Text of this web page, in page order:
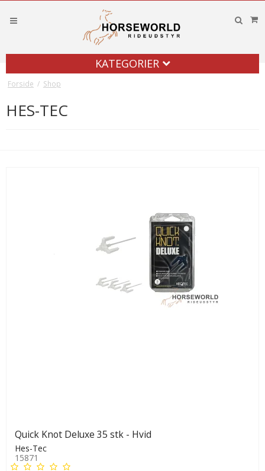
KATEGORIER
Forside / Shop
HES-TEC
Quick Knot Deluxe 35 stk - Hvid
Hes-Tec
15871